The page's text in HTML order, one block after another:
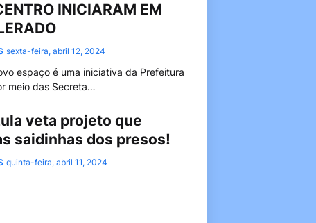
INICIARAM EM
sexta-feira, abril 12, 2024
espaço é uma iniciativa da Prefeitura
meio das Secreta…
veta projeto que
saidinhas dos presos!
quinta-feira, abril 11, 2024